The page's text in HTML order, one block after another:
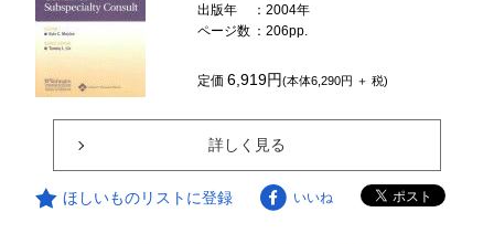
出版年
：2004年
ページ数 ：206pp.
定価6,919円(本体6,290円 ＋ 税)
詳しく見る
ほしいものリストに登録 いいね